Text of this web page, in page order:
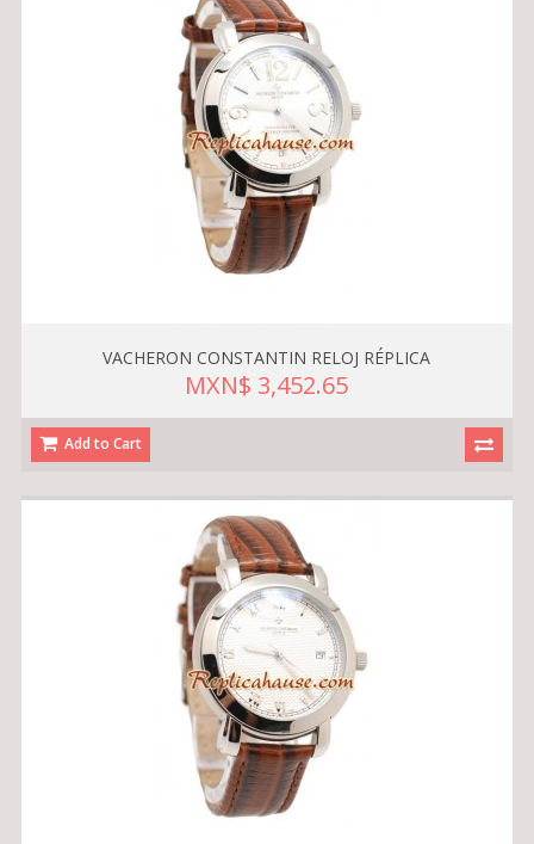
VACHERON CONSTANTIN RELOJ RÉPLICA
MXN$ 3,452.65
Add to Cart